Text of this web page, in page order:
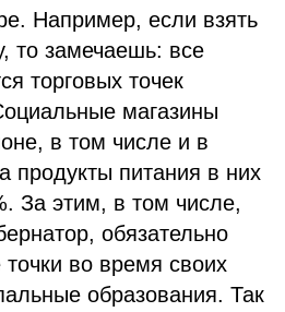
Например, если взять
то замечаешь: все
торговых точек
магазины
в том числе и в
продукты питания в них
За этим, в том числе,
обязательно
во время своих
образования. Так